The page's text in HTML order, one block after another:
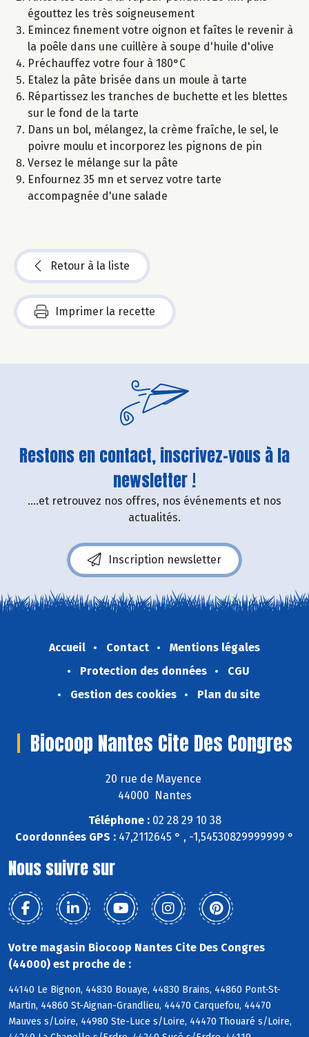
égouttez les très soigneusement
Emincez finement votre oignon et faîtes le revenir à
la poêle dans une cuillère à soupe d'huile d'olive
Préchauffez votre four à 180°C
Etalez la pâte brisée dans un moule à tarte
Répartissez les tranches de buchette et les blettes
sur le fond de la tarte
Dans un bol, mélangez, la crème fraîche, le sel, le
poivre moulu et incorporez les pignons de pin
Versez le mélange sur la pâte
Enfournez 35 mn et servez votre tarte
accompagnée d'une salade
Retour à la liste
Imprimer la recette
Restons en contact, inscrivez-vous à la
newsletter !
....et retrouvez nos offres, nos événements et nos
actualités.
Inscription newsletter
Accueil Contact
Mentions légales
Protection des données
CGU
Gestion des cookies
Plan du site
Biocoop Nantes Cite Des Congres
20 rue de Mayence
44000 Nantes
Téléphone :02 28 29 10 38
Coordonnées GPS : 47,2112645 ° , -1,54530829999999 °
Nous suivre sur
Votre magasin Biocoop Nantes Cite Des Congres
(44000) est proche de :
44140 Le Bignon, 44830 Bouaye, 44830 Brains, 44860 Pont-St-
Martin, 44860 St-Aignan-Grandlieu, 44470 Carquefou, 44470
Mauves s/Loire, 44980 Ste-Luce s/Loire, 44470 Thouaré s/Loire,